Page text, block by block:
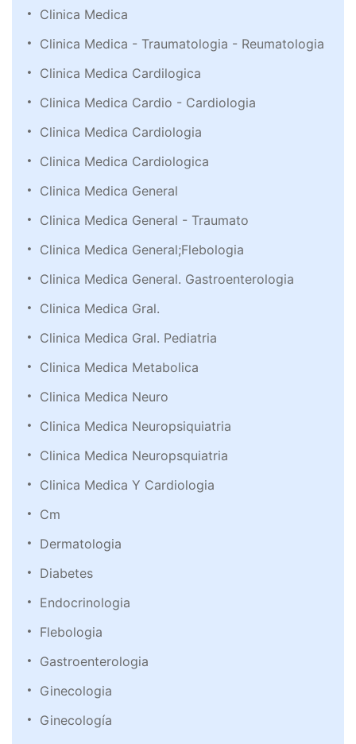
Clinica Medica
Clinica Medica - Traumatologia - Reumatologia
Clinica Medica Cardilogica
Clinica Medica Cardio - Cardiologia
Clinica Medica Cardiologia
Clinica Medica Cardiologica
Clinica Medica General
Clinica Medica General - Traumato
Clinica Medica General;Flebologia
Clinica Medica General. Gastroenterologia
Clinica Medica Gral.
Clinica Medica Gral. Pediatria
Clinica Medica Metabolica
Clinica Medica Neuro
Clinica Medica Neuropsiquiatria
Clinica Medica Neuropsquiatria
Clinica Medica Y Cardiologia
Cm
Dermatologia
Diabetes
Endocrinologia
Flebologia
Gastroenterologia
Ginecologia
Ginecología